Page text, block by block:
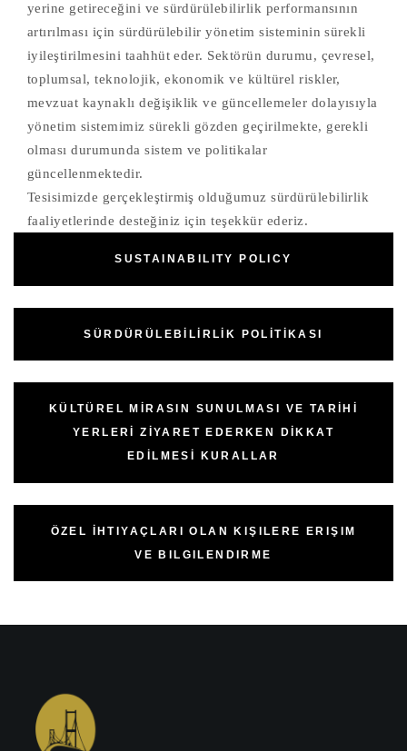
yerine getireceğini ve sürdürülebilirlik performansının
artırılması için sürdürülebilir yönetim sisteminin sürekli
iyileştirilmesini taahhüt eder. Sektörün durumu, çevresel,
toplumsal, teknolojik, ekonomik ve kültürel riskler,
mevzuat kaynaklı değişiklik ve güncellemeler dolayısıyla
yönetim sistemimiz sürekli gözden geçirilmekte, gerekli
olması durumunda sistem ve politikalar
güncellenmektedir.
Tesisimizde gerçekleştirmiş olduğumuz sürdürülebilirlik
faaliyetlerinde desteğiniz için teşekkür ederiz.
SUSTAINABILITY POLICY
SÜRDÜRÜLEBİLİRLİK POLİTİKASI
KÜLTÜREL MİRASIN SUNULMASI VE TARİHİ
YERLERİ ZİYARET EDERKEN DİKKAT
EDİLMESİ KURALLAR
ÖZEL İHTIYAÇLARI OLAN KIŞILERE ERIŞIM
VE BILGILENDIRME